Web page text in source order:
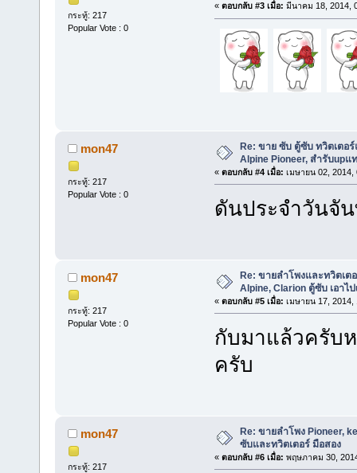
กระทู้: 217
Popular Vote : 0
« ตอบกลับ #3 เมื่อ: มีนาคม 18, 2014,
mon47
กระทู้: 217
Popular Vote : 0
Re: ขาย ซับ ตู้ซับ ทวิตเตอ
Alpine Pioneer, สำรับupแ
« ตอบกลับ #4 เมื่อ: เมษายน 02, 2014,
ดันประจำวันจัน
mon47
กระทู้: 217
Popular Vote : 0
Re: ขายลำโพงและทวิตเต
Alpine, Clarion ตู้ซับ เอาไ
« ตอบกลับ #5 เมื่อ: เมษายน 17, 2014,
กับมาแล้วครับ
ครับ
mon47
กระทู้: 217
Re: ขายลำโพง Pioneer,
ซับและทวิตเตอร์ มือสอง
« ตอบกลับ #6 เมื่อ: พฤษภาคม 30,